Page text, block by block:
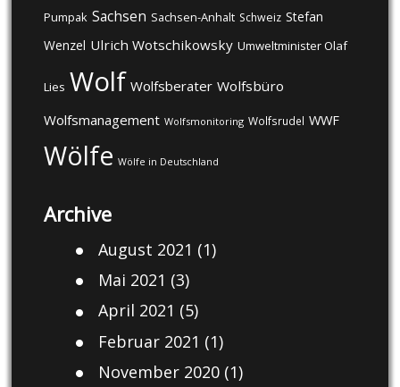
Pumpak Sachsen Sachsen-Anhalt Schweiz Stefan
Wenzel Ulrich Wotschikowsky Umweltminister Olaf
Lies Wolf Wolfsberater Wolfsbüro
Wolfsmanagement Wolfsmonitoring Wolfsrudel WWF
Wölfe Wölfe in Deutschland
Archive
August 2021 (1)
Mai 2021 (3)
April 2021 (5)
Februar 2021 (1)
November 2020(1)